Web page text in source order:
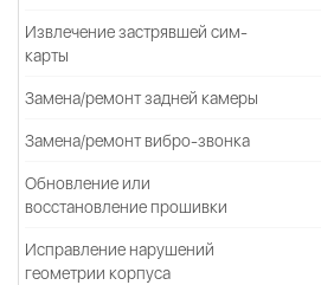
Извлечение застрявшей сим-
карты
Замена/ремонт задней камеры
Замена/ремонт вибро-звонка
Обновление или
восстановление прошивки
Исправление нарушений
геометрии корпуса